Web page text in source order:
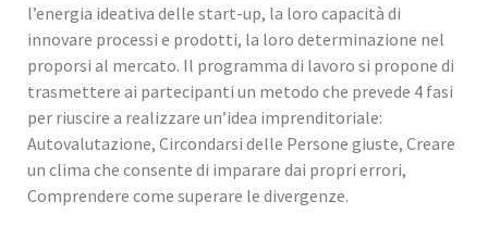
l’energia ideativa delle start-up, la loro capacità di
innovare processi e prodotti, la loro determinazione nel
proporsi al mercato. Il programma di lavoro si propone di
trasmettere ai partecipanti un metodo che prevede 4 fasi
per riuscire a realizzare un’idea imprenditoriale:
Autovalutazione, Circondarsi delle Persone giuste, Creare
un clima che consente di imparare dai propri errori,
Comprendere come superare le divergenze.